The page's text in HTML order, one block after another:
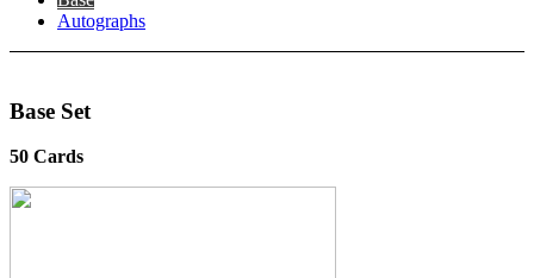
Autographs
Base Set
50 Cards